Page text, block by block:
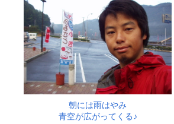
朝には雨はやみ
青空が広がってくる♪